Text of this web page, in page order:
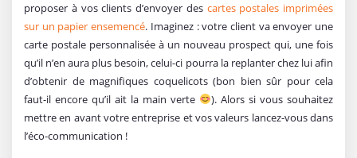
proposer à vos clients d’envoyer des cartes postales imprimées
sur un papier ensemencé. Imaginez : votre client va envoyer une
carte postale personnalisée à un nouveau prospect qui, une fois
qu’il n’en aura plus besoin, celui-ci pourra la replanter chez lui afin
d’obtenir de magnifiques coquelicots (bon bien sûr pour cela
faut-il encore qu’il ait la main verte
). Alors si vous souhaitez
mettre en avant votre entreprise et vos valeurs lancez-vous dans
l’éco-communication !